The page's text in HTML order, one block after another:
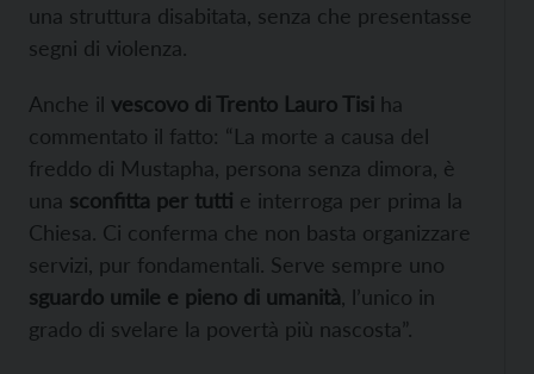
una struttura disabitata, senza che presentasse
segni di violenza.
Anche il vescovo di Trento Lauro Tisi ha
commentato il fatto: “La morte a causa del
freddo di Mustapha, persona senza dimora, è
una sconfitta per tutti e interroga per prima la
Chiesa. Ci conferma che non basta organizzare
servizi, pur fondamentali. Serve sempre uno
sguardo umile e pieno di umanità , l’unico in
grado di svelare la povertà più nascosta”.